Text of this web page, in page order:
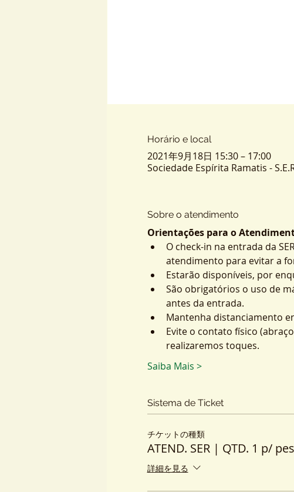
Horário e local
2021年9月18日 15:30 – 17:00
Sociedade Espírita Ramatis -
Sobre o atendimento
Orientações para o
O check-in na entrada da
atendimento para evitar a
Estarão disponíveis, por
São obrigatórios o uso de
antes da entrada.
Mantenha distanciamento
Evite o contato físico
realizaremos toques.
Saiba Mais >
Sistema de Ticket
チケットの種類
ATEND. SER | QTD. 1 p/
詳細を見る